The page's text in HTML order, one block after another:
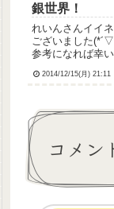
銀世界！
れいんさんイイ
ございました
参考になれば幸い
ら雪がちらほらと
スチェンジした
今朝、自転車通勤
2014/12/15(月) 21:11
コメ